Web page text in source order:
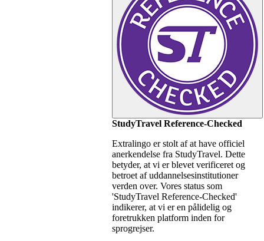
StudyTravel Reference-Checked
Extralingo er stolt af at have officiel
anerkendelse fra StudyTravel. Dette
betyder, at vi er blevet verificeret og
betroet af uddannelsesinstitutioner
verden over. Vores status som
'StudyTravel Reference-Checked'
indikerer, at vi er en pålidelig og
foretrukken platform inden for
sprogrejser.